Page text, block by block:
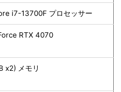
i7-13700F プロセッサー
RTX 4070
x2) メモリ